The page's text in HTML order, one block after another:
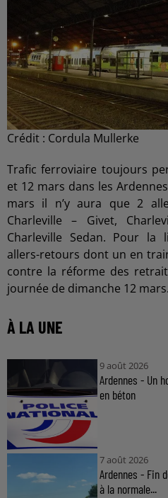
Crédit : Cordula Mullerke
Trafic ferroviaire toujours
et 12 mars dans les
mars il n’y aura que 2
Charleville – Givet,
Charleville Sedan. Pour la
allers-retours dont un en
contre la réforme des
journée de dimanche 12 mars.
À LA UNE
9 août 2026
Ardennes - Un
en béton
7 août 2026
Ardennes - Fin
à la normale...